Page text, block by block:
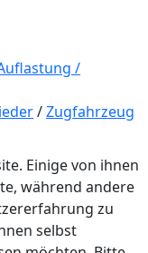
/
/Zugfahrzeug
Einige von ihnen
während andere
zu
selbst